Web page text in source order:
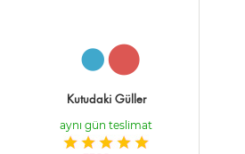
Kutudaki Güller
aynı gün teslimat